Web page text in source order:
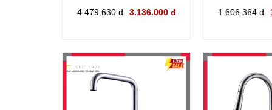
4.479.630 đ 3.136.000 đ 1.606.364 đ